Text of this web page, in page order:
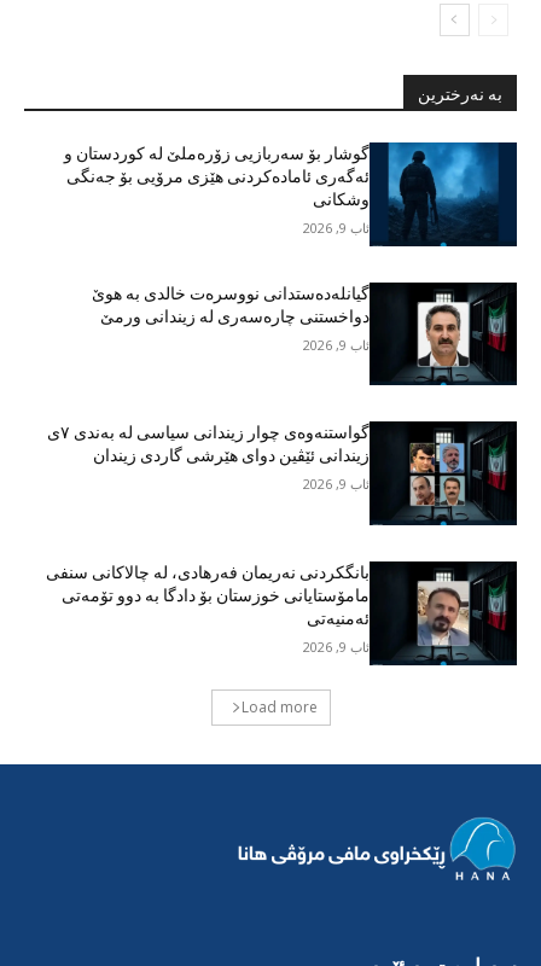
بە نەرخترین
گوشار بۆ سەربازیی زۆرەملێ لە کوردستان و
ئەگەری ئامادەکردنی هێزی مرۆیی بۆ جەنگی
وشکانی
ئاب 9, 2026
گیانلەدەستدانی نووسرەت خالدی بە هوێ
دواخستنی چارەسەری لە زیندانی ورمێ
ئاب 9, 2026
گواستنەوەی چوار زیندانی سیاسی لە بەندی ٧ی
زیندانی ئێڤین دوای هێرشی گاردی زیندان
ئاب 9, 2026
بانگکردنی نەریمان فەرهادی، لە چالاکانی سنفی
مامۆستایانی خوزستان بۆ دادگا بە دوو تۆمەتی
ئەمنیەتی
ئاب 9, 2026
Load more